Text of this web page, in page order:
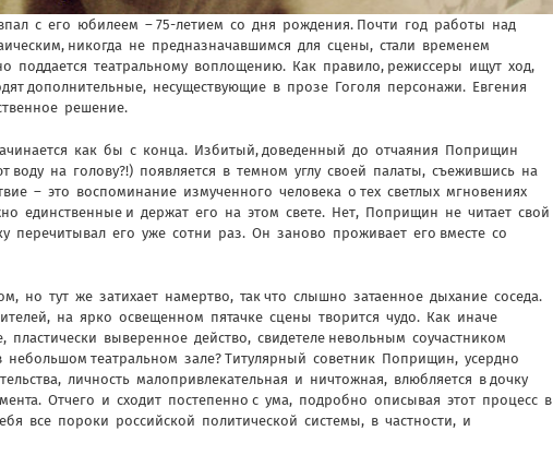
с его юбилеем – 75-летием со дня рождения. Почти год работы над
никогда не предназначавшимся для сцены, стали временем
поддается театральному воплощению. Как правило, режиссеры ищут ход,
дополнительные, несуществующие в прозе Гоголя персонажи. Евгения
решение.
как бы с конца. Избитый, доведенный до отчаяния Поприщин
на голову?!) появляется в темном углу своей палаты, съежившись на
– это воспоминание измученного человека о тех светлых мгновениях
единственные и держат его на этом свете. Нет, Поприщин не читает свой
перечитывал его уже сотни раз. Он заново проживает его вместе со
но тут же затихает намертво, так что слышно затаенное дыхание соседа.
на ярко освещенном пятачке сцены творится чудо. Как иначе
выверенное действо, свидетеле невольным соучастником
театральном зале? Титулярный советник Поприщин, усердно
личность малопривлекательная и ничтожная, влюбляется в дочку
Отчего и сходит постепенно с ума, подробно описывая этот процесс в
все пороки российской политической системы, в частности, и